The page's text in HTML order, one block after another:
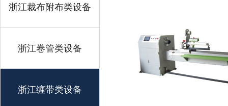
浙江裁布附布类设备
浙江卷管类设备
浙江缠带类设备